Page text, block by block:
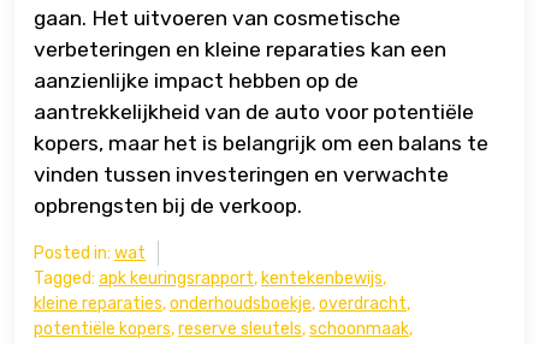
gaan. Het uitvoeren van cosmetische
verbeteringen en kleine reparaties kan een
aanzienlijke impact hebben op de
aantrekkelijkheid van de auto voor potentiële
kopers, maar het is belangrijk om een balans te
vinden tussen investeringen en verwachte
opbrengsten bij de verkoop.
Posted in: wat
Tagged: apk keuringsrapport, kentekenbewijs,
kleine reparaties,onderhoudsboekje,overdracht,
potentiële kopers,reserve sleutels,schoonmaak,